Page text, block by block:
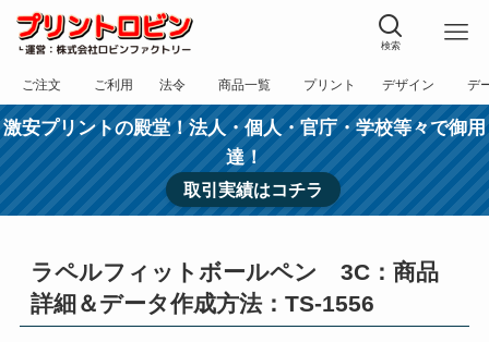
検索
ご注文
フォーム
ご利用
規約
法令
表記
商品一覧
カテゴリー
プリント
方法
デザイン
依頼
デ
入
激安プリントの殿堂！法人・個人・官庁・学校等々で御用
達！
取引実績はコチラ
ラペルフィットボールペン 3C：商品
詳細＆データ作成方法：TS-1556